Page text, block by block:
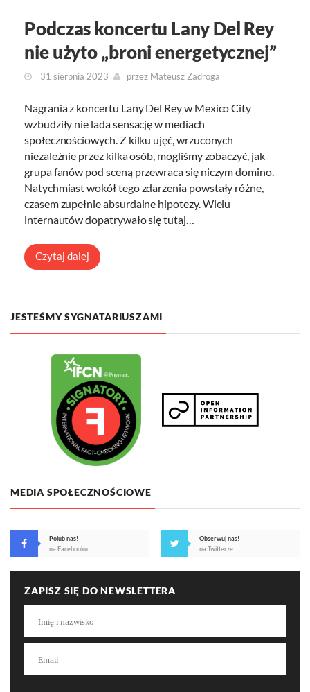
Podczas koncertu Lany Del Rey
nie użyto „broni energetycznej”
31 sierpnia 2023 przez Mateusz Zadroga
Nagrania z koncertu Lany Del Rey w Mexico City
wzbudziły nie lada sensację w mediach
społecznościowych. Z kilku ujęć, wrzuconych
niezależnie przez kilka osób, mogliśmy zobaczyć, jak
grupa fanów pod sceną przewraca się niczym domino.
Natychmiast wokół tego zdarzenia powstały różne,
czasem zupełnie absurdalne hipotezy. Wielu
internautów dopatrywało się tutaj…
Czytaj dalej
JESTEŚMY SYGNATARIUSZAMI
MEDIA SPOŁECZNOŚCIOWE
Polub nas!
na Facebooku
Obserwuj nas!
na Twitterze
ZAPISZ SIĘ DO NEWSLETTERA